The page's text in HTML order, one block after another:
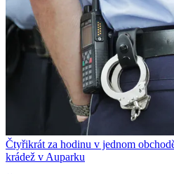
Čtyřikrát za hodinu v jednom
krádež v Auparku